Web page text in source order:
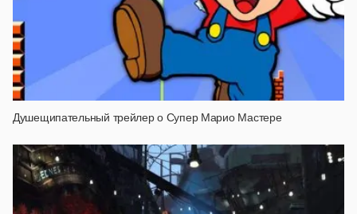
Душещипательный трейлер о Супер Марио Мастере